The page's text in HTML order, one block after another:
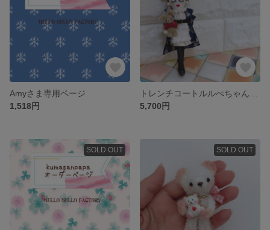
Amyさま専用ページ
1,518円
5,700円
SOLD OUT SOLD OUT